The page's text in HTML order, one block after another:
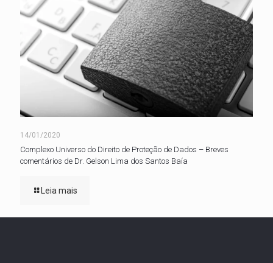
14/01/2020
Complexo Universo do Direito de Proteção de Dados – Breves
comentários de Dr. Gelson Lima dos Santos Baía
Leia mais